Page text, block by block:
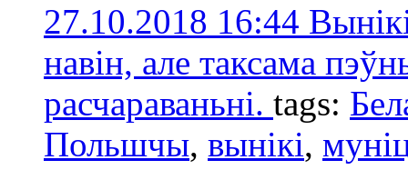
27.10.2018 16:44
навін, але таксама
расчараваньні. tags:
Польшчы, вынікі,